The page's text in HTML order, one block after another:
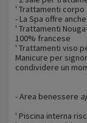
' Trattamenti
- La Spa offre
' Trattamenti
100% francese
' Trattamenti viso
Manicure per
condividere un
- Area benessere
' Piscina interna